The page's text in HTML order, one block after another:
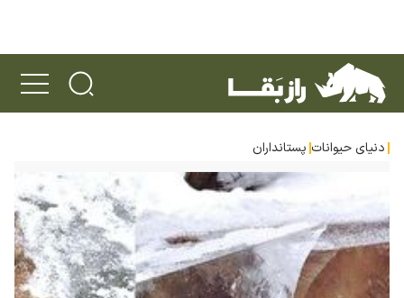
دنیای حیوانات پستانداران